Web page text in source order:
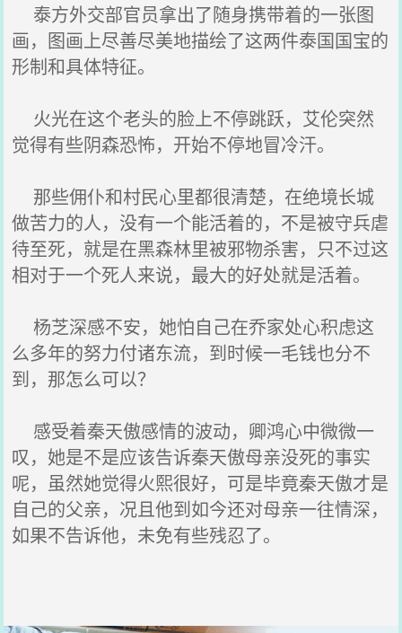
泰方外交部官员拿出了随身携带着的一张图
画，图画上尽善尽美地描绘了这两件泰国国宝的
形制和具体特征。
火光在这个老头的脸上不停跳跃，艾伦突然
觉得有些阴森恐怖，开始不停地冒冷汗。
那些佣仆和村民心里都很清楚，在绝境长城
做苦力的人，没有一个能活着的，不是被守兵虐
待至死，就是在黑森林里被邪物杀害，只不过这
相对于一个死人来说，最大的好处就是活着。
杨芝深感不安，她怕自己在乔家处心积虑这
么多年的努力付诸东流，到时候一毛钱也分不
到，那怎么可以？
感受着秦天傲感情的波动，卿鸿心中微微一
叹，她是不是应该告诉秦天傲母亲没死的事实
呢，虽然她觉得火熙很好，可是毕竟秦天傲才是
自己的父亲，况且他到如今还对母亲一往情深，
如果不告诉他，未免有些残忍了。